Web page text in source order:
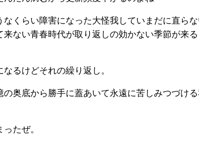
くらい障害になった大怪我していまだに直ら
ない青春時代が取り返しの効かない季節が来
るけどそれの繰り返し。
奥底から勝手に蓋あいて永遠に苦しみつづけ
たぜ。